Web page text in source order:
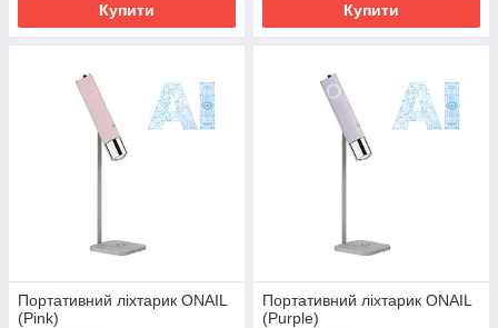
Купити Купити
Портативний ліхтарик ONAIL
(Pink)
Портативний ліхтарик ONAIL
(Purple)